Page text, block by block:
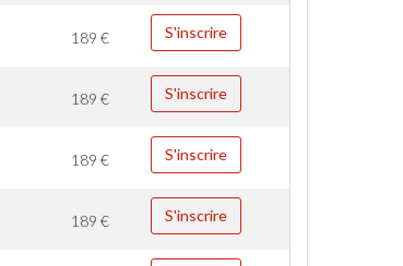
189€ S'inscrire
189€ S'inscrire
189€ S'inscrire
189€ S'inscrire